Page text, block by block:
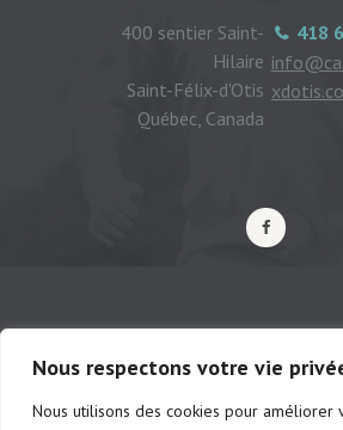
Nous respectons votre vie
Nous utilisons des cookies pour
418
400 sentier Saint-
Hilaire
Saint-Félix-d'Otis
Québec, Canada
© Camping municipal de St-